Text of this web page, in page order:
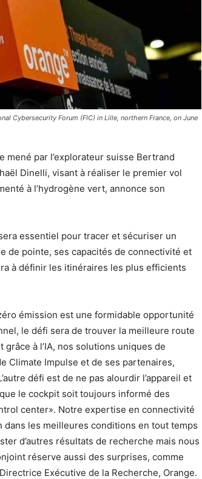
Cybersecurity Forum (FIC) in Lille, northern France, on June
mené par l’explorateur suisse Bertrand
Dinelli, visant à réaliser le premier vol
à l’hydrogène vert, annonce son
essentiel pour tracer et sécuriser un
de pointe, ses capacités de connectivité et
à définir les itinéraires les plus efficients
émission est une formidable opportunité
le défi sera de trouver la meilleure route
à l’IA, nos solutions uniques de
Climate Impulse et de ses partenaires,
défi est de ne pas alourdir l’appareil et
le cockpit soit toujours informé des
center». Notre expertise en connectivité
les meilleures conditions en tout temps
d’autres résultats de recherche mais nous
réserve aussi des surprises, comme
Exécutive de la Recherche, Orange.